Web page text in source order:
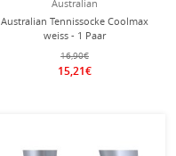
Australian
Australian Tennissocke Coolmax
weiss - 1 Paar
16,90€
15,21€